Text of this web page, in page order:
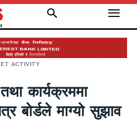
ACTIVITY
कार्यक्रममा
बोर्डले माग्यो सुझाव